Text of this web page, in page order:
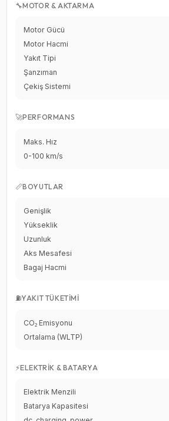
🔧MOTOR & AKTARMA
Motor Gücü
Motor Hacmi
Yakıt Tipi
Şanzıman
Çekiş Sistemi
🚀PERFORMANS
Maks. Hız
0-100 km/s
📏BOYUTLAR
Genişlik
Yükseklik
Uzunluk
Aks Mesafesi
Bagaj Hacmi
⛽YAKIT TÜKETIMI
CO₂ Emisyonu
Ortalama (WLTP)
⚡ELEKTRIK & BATARYA
Elektrik Menzili
Batarya Kapasitesi